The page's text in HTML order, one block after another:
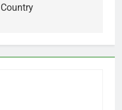
Country